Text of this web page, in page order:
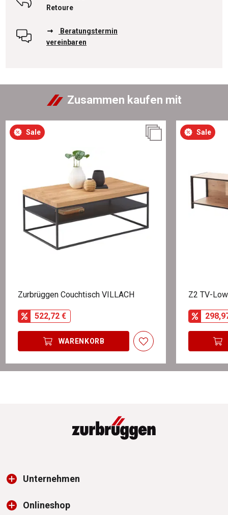
Retoure
Beratungstermin
vereinbaren
Zusammen kaufen mit
Sale
Zurbrüggen Couchtisch VILLACH
522,72 €
WARENKORB
Sale
Z2 TV-
Unternehmen
Onlineshop